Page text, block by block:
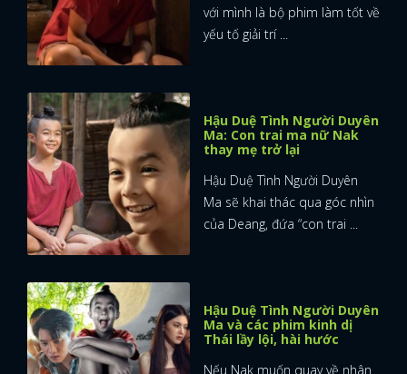
với mình là bộ phim làm tốt về
yếu tố giải trí ...
Hậu Duệ Tình Người Duyên
Ma: Con trai ma nữ Nak
thay mẹ trở lại
Hậu Duệ Tình Người Duyên
Ma sẽ khai thác qua góc nhìn
của Deang, đứa “con trai ...
Hậu Duệ Tình Người Duyên
Ma và các phim kinh dị
Thái lầy lội, hài hước
Nếu Nak muốn quay về nhân